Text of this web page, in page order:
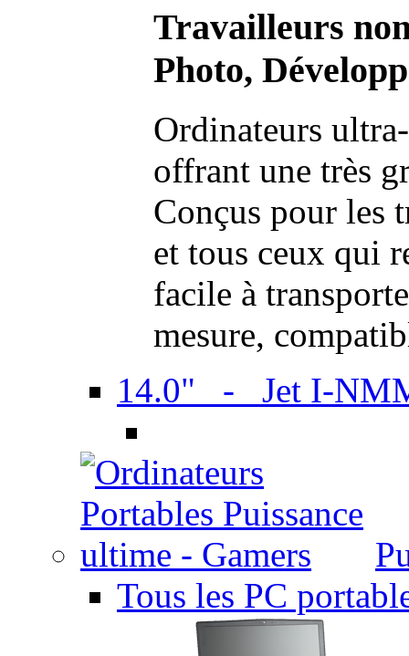
Travailleurs
Photo,
Ordinateurs
offrant une très
Conçus pour les
et tous ceux qui
facile à
mesure,
14.0" - Jet I-
Tous les PC